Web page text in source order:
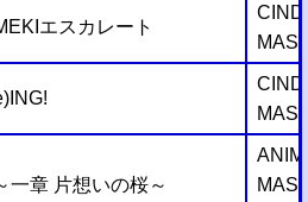
エスカレート
一章 片想いの桜～